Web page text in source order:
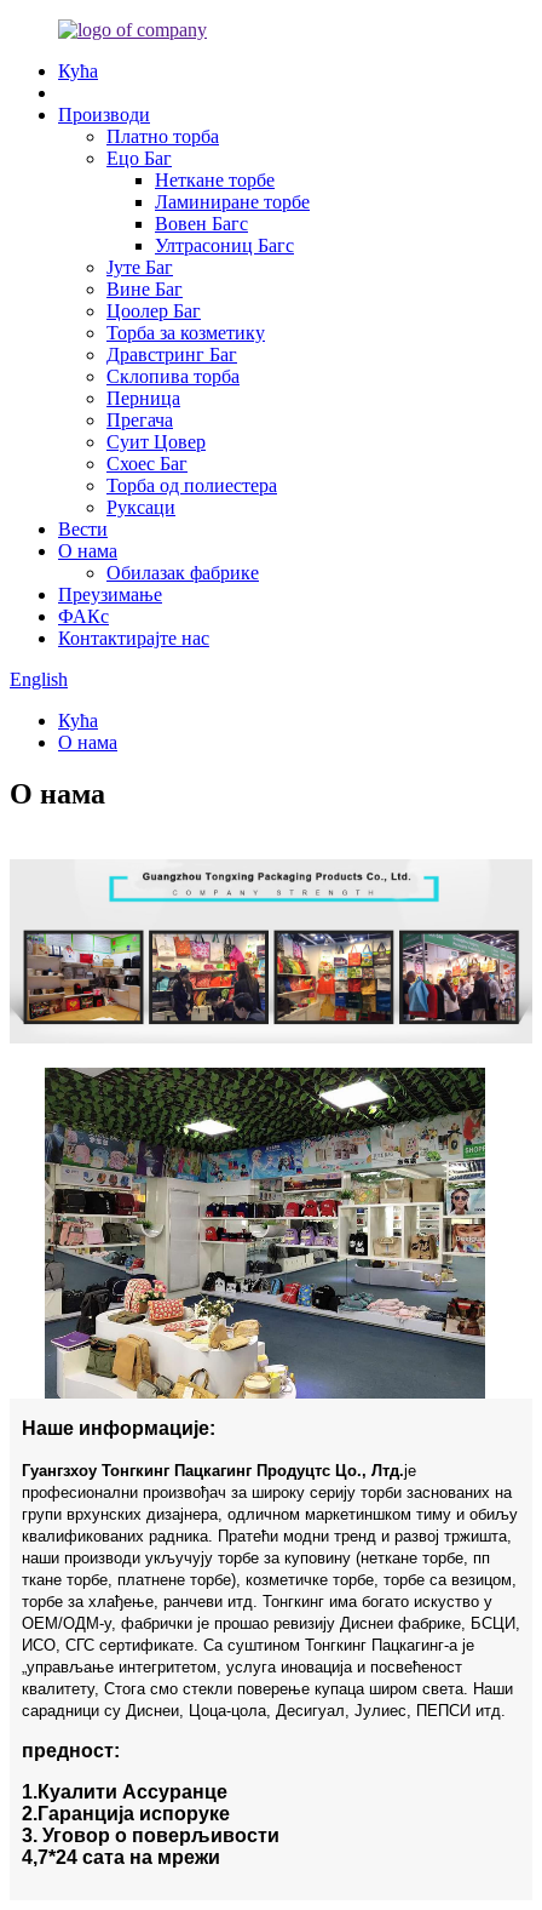
Кућа
Производи
Платно торба
Ецо Баг
Неткане торбе
Ламиниране торбе
Вовен Багс
Ултрасониц Багс
Јуте Баг
Вине Баг
Цоолер Баг
Торба за козметику
Дравстринг Баг
Склопива торба
Перница
Прегача
Суит Цовер
Схоес Баг
Торба од полиестера
Руксаци
Вести
О нама
Обилазак фабрике
Преузимање
ФАКс
Контактирајте нас
English
Кућа
О нама
О нама
Наше информације:
Гуангзхоу Тонгкинг Пацкагинг Продуцтс Цо., Лтд.је
професионални произвођач за широку серију торби заснованих на
групи врхунских дизајнера, одличном маркетиншком тиму и обиљу
квалификованих радника. Пратећи модни тренд и развој тржишта,
наши производи укључују торбе за куповину (неткане торбе, пп
ткане торбе, платнене торбе), козметичке торбе, торбе са везицом,
торбе за хлађење, ранчеви итд. Тонгкинг има богато искуство у
ОЕМ/ОДМ-у, фабрички је прошао ревизију Диснеи фабрике, БСЦИ,
ИСО, СГС сертификате. Са суштином Тонгкинг Пацкагинг-а је
„управљање интегритетом, услуга иновација и посвећеност
квалитету, Стога смо стекли поверење купаца широм света. Наши
сарадници су Диснеи, Цоца-цола, Десигуал, Јулиес, ПЕПСИ итд.
предност:
1.Куалити Ассуранце
2.Гаранција испоруке
3. Уговор о поверљивости
4,7*24 сата на мрежи